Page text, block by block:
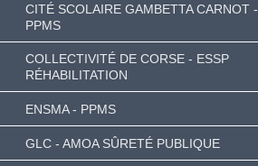
CITÉ SCOLAIRE GAMBETTA CARNOT -
PPMS
COLLECTIVITÉ DE CORSE - ESSP
RÉHABILITATION
ENSMA - PPMS
GLC - AMOA SÛRETÉ PUBLIQUE